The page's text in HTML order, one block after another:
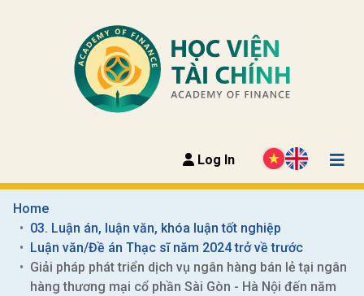
Log In
Home
03. Luận án, luận văn, khóa luận tốt nghiệp
Luận văn/Đề án Thạc sĩ năm 2024 trở về trước
Giải pháp phát triển dịch vụ ngân hàng bán lẻ tại ngân
hàng thương mại cổ phần Sài Gòn - Hà Nội đến năm